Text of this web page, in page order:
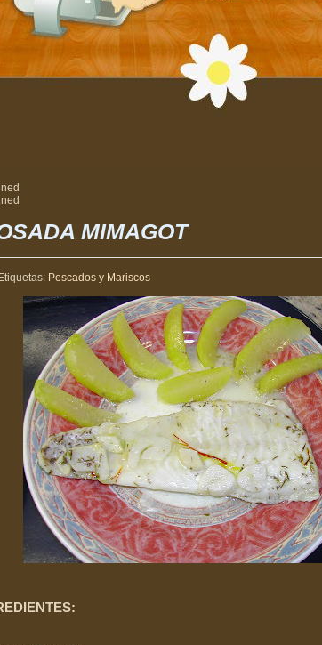
MIMAGOT
Pescados y Mariscos